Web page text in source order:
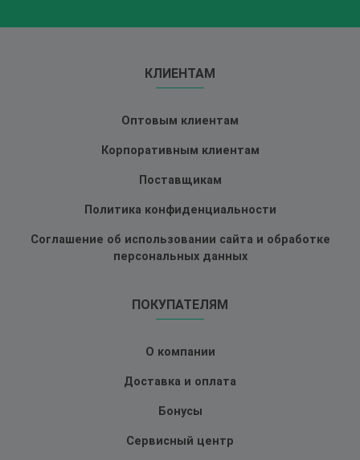
КЛИЕНТАМ
Оптовым клиентам
Корпоративным клиентам
Поставщикам
Политика конфиденциальности
Соглашение об использовании сайта и обработке
персональных данных
ПОКУПАТЕЛЯМ
О компании
Доставка и оплата
Бонусы
Сервисный центр